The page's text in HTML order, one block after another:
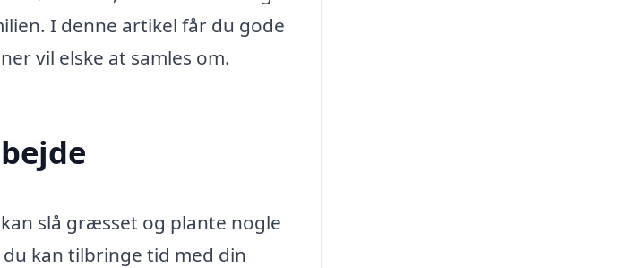
I denne artikel får du gode
vil elske at samles om.
slå græsset og plante nogle
kan tilbringe tid med din